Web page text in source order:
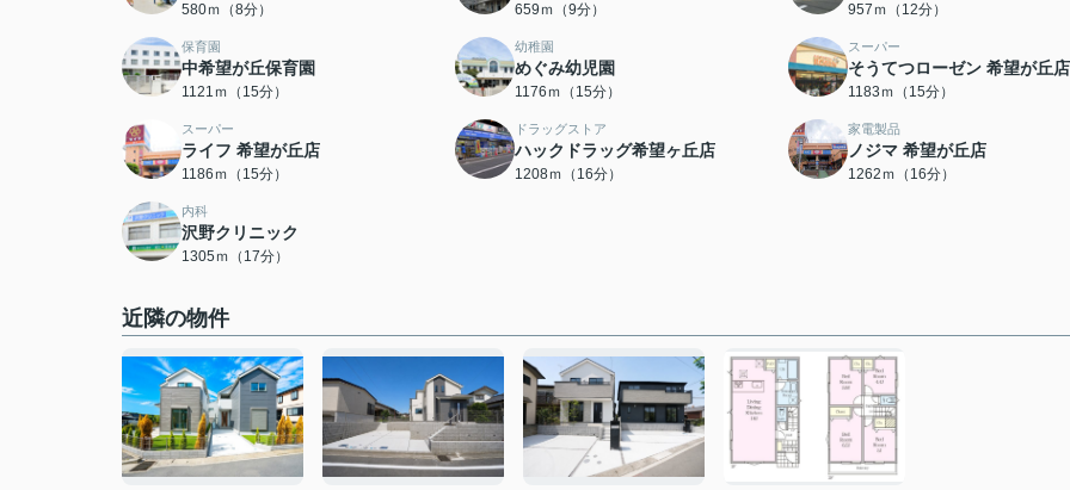
580ｍ（8分） 659ｍ（9分） 957ｍ（12分）
保育園
中希望が丘保育園
1121ｍ（15分）
幼稚園
めぐみ幼児園
1176ｍ（15分）
スーパー
そうてつローゼン 希望が丘店
1183ｍ（15分）
スーパー
ライフ 希望が丘店
1186ｍ（15分）
ドラッグストア
ハックドラッグ希望ヶ丘店
1208ｍ（16分）
家電製品
ノジマ 希望が丘店
1262ｍ（16分）
内科
沢野クリニック
1305ｍ（17分）
近隣の物件